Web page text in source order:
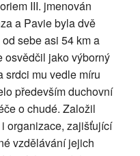
III. jmenován
a Pavie byla dvě
sebe asi 54 km a
osvědčil jako výborný
srdci mu vedle míru
především duchovní
o chudé. Založil
organizace, zajišťující
vzdělávání jejich